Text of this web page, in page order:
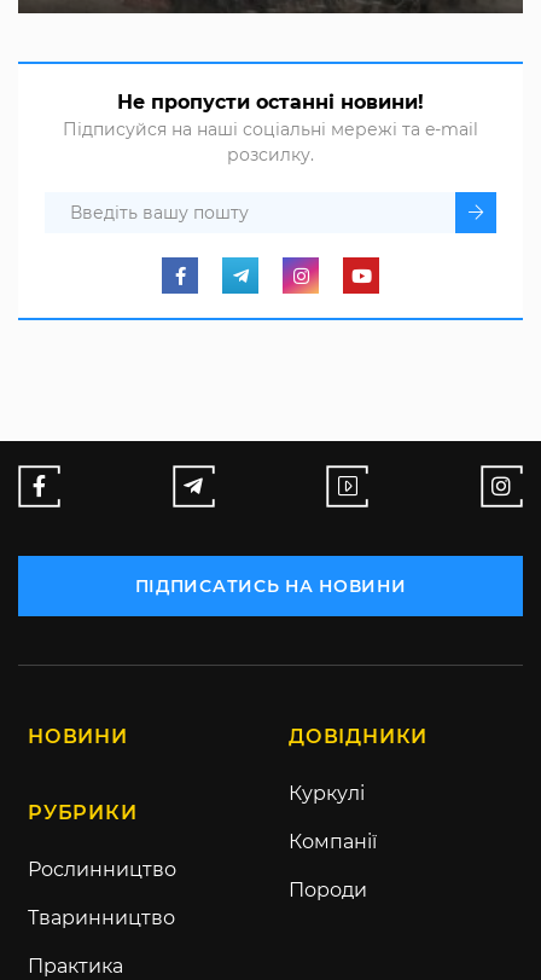
Не пропусти останні новини!
Підписуйся на наші соціальні мережі та e-mail
розсилку.
ПІДПИСАТИСЬ НА НОВИНИ
НОВИНИ
РУБРИКИ
Рослинництво
Тваринництво
Практика
ДОВІДНИКИ
Куркулі
Компанії
Породи